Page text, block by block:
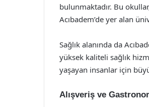
bulunmaktadır. Bu
Acıbadem’de yer alan
Sağlık alanında da
yüksek kaliteli sağlık
yaşayan insanlar için
Alışveriş ve